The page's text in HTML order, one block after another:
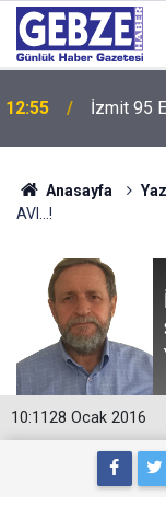
12:55 İzmit 95
Anasayfa
AVI...!
10:1128 Ocak 2016